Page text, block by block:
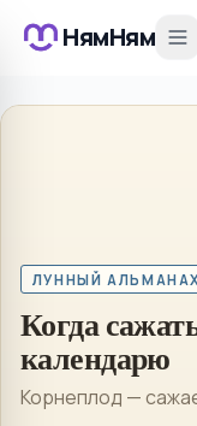
НямНям
ЛУННЫЙ АЛЬМАНАХ
Когда
календарю
Корнеплод —